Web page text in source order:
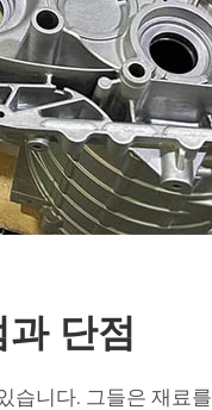
단점
습니다. 그들은 재료를